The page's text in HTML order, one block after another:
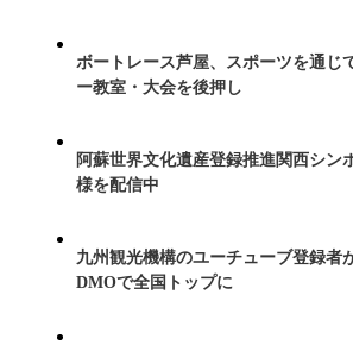
ボートレース芦屋、スポーツを通
ー教室・大会を後押し
阿蘇世界文化遺産登録推進関西シ
様を配信中
九州観光機構のユーチューブ登録者
DMOで全国トップに